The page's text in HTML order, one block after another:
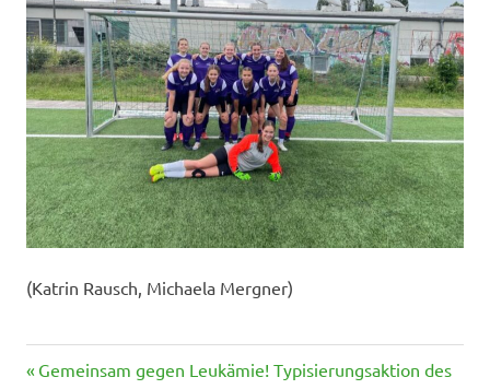
(Katrin Rausch, Michaela Mergner)
Beitragsnavigation
Vorheriger
Gemeinsam gegen Leukämie! Typisierungsaktion des